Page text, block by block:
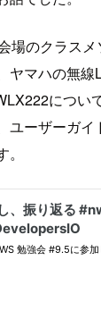
場のクラス
ヤマハの無線
につい
ユーザーガ